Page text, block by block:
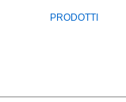
PRODOTTI